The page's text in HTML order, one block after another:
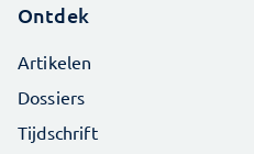
Ontdek
Artikelen
Dossiers
Tijdschrift